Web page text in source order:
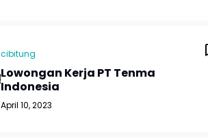
cibitung
Lowongan Kerja PT Tenma
Indonesia
April 10, 2023